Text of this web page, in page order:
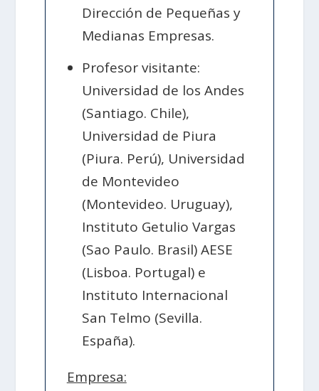
Dirección de Pequeñas y
Medianas Empresas.
Profesor visitante:
Universidad de los Andes
(Santiago. Chile),
Universidad de Piura
(Piura. Perú), Universidad
de Montevideo
(Montevideo. Uruguay),
Instituto Getulio Vargas
(Sao Paulo. Brasil) AESE
(Lisboa. Portugal) e
Instituto Internacional
San Telmo (Sevilla.
España).
Empresa: